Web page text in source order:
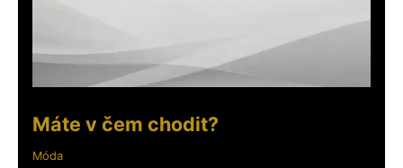
Máte v čem chodit?
Móda